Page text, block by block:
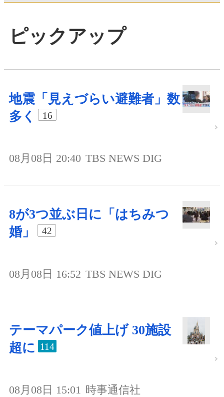
ピックアップ
地震「見えづらい避難者」数
多く
16
08月08日 20:40 TBS NEWS DIG
8が3つ並ぶ日に「はちみつ
婚」
42
08月08日 16:52 TBS NEWS DIG
テーマパーク値上げ 30施設
超に 114
08月08日 15:01 時事通信社